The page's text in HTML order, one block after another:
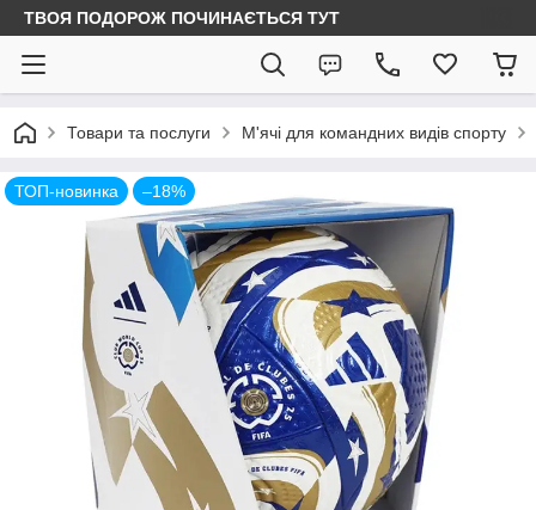
ТВОЯ ПОДОРОЖ ПОЧИНАЄТЬСЯ ТУТ
Товари та послуги М'ячі для командних видів спорту
ТОП-новинка –18%